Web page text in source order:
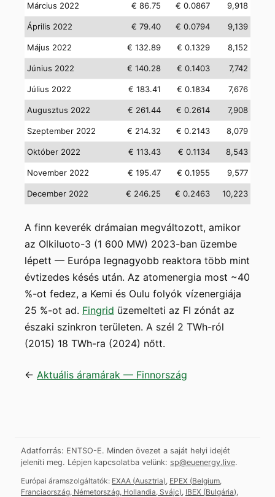
Március 2022 € 86.75 € 0.0867 9,918
Április 2022 € 79.40 € 0.0794 9,139
Május 2022 € 132.89 € 0.1329 8,152
Június 2022 € 140.28 € 0.1403 7,742
Július 2022 € 183.41 € 0.1834 7,676
Augusztus 2022 € 261.44 € 0.2614 7,908
Szeptember 2022 € 214.32 € 0.2143 8,079
Október 2022 € 113.43 € 0.1134 8,543
November 2022 € 195.47 € 0.1955 9,577
December 2022 € 246.25 € 0.2463 10,223
A finn keverék drámaian megváltozott, amikor
az Olkiluoto-3 (1 600 MW) 2023-ban üzembe
lépett — Európa legnagyobb reaktora több mint
évtizedes késés után. Az atomenergia most ~40
%-ot fedez, a Kemi és Oulu folyók vízenergiája
25 %-ot ad. Fingrid üzemelteti az FI zónát az
északi szinkron területen. A szél 2 TWh-ról
(2015) 18 TWh-ra (2024) nőtt.
← Aktuális áramárak — Finnország
Adatforrás: ENTSO-E. Minden övezet a saját helyi idejét
jeleníti meg. Lépjen kapcsolatba velünk: sp@euenergy.live.
Európai áramszolgáltatók: EXAA (Ausztria), EPEX (Belgium,
Franciaország, Németország, Hollandia, Svájc), IBEX (Bulgária),